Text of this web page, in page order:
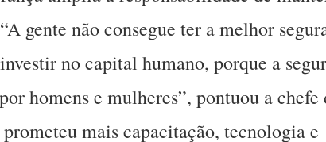
gente não consegue ter a melhor
no capital humano, porque a
homens e mulheres”, pontuou a chefe
mais capacitação, tecnologia e